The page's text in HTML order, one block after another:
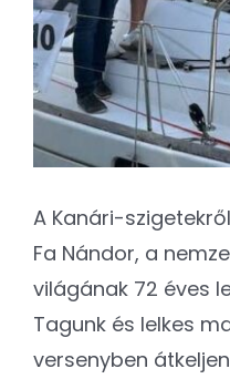
A Kanári-
Fa Nándor, a
világának 72 éves
Tagunk és lelkes
versenyben